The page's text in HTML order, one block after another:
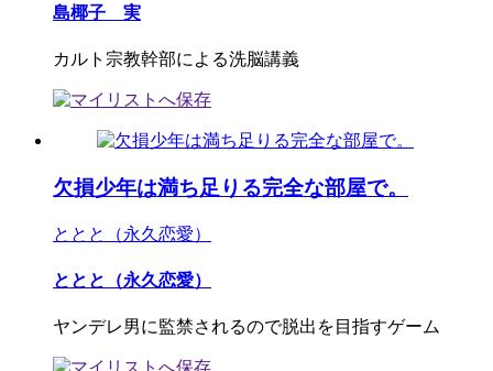
島椰子 実
カルト宗教幹部による洗脳講義
欠損少年は満ち足りる完全な部屋で。
ととと（永久恋愛）
ととと（永久恋愛）
ヤンデレ男に監禁されるので脱出を目指すゲーム